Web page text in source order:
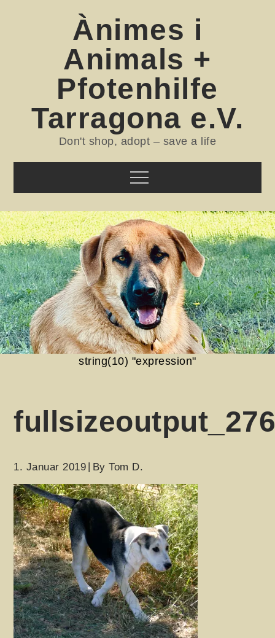
Ànimes i
Animals +
Pfotenhilfe
Tarragona e.V.
Don't shop, adopt – save a life
Menu
string(10) "expression"
1. Januar 2019 ByTom D.